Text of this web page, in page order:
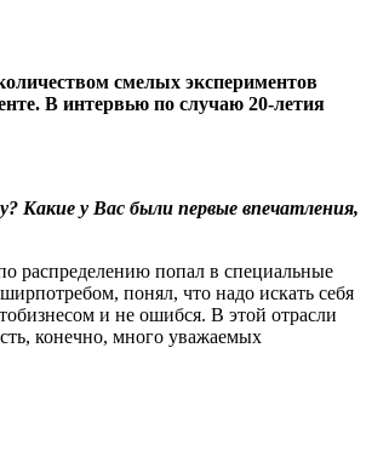
смелых экспериментов
В интервью по случаю 20-летия
Какие у Вас были первые впечатления,
распределению попал в специальные
понял, что надо искать себя
и не ошибся. В этой отрасли
конечно, много уважаемых